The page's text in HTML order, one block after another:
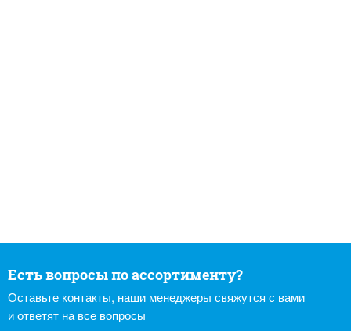
Есть вопросы по ассортименту?
Оставьте контакты, наши менеджеры свяжутся с вами
и ответят на все вопросы